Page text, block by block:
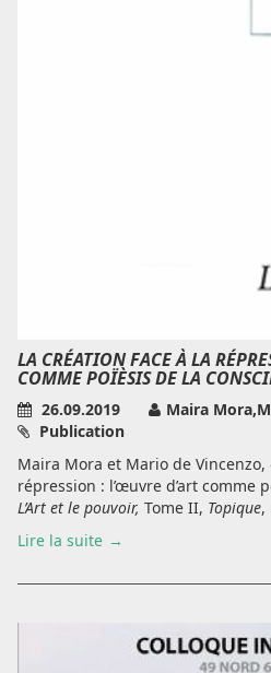
LA CRÉATION FACE À LA
COMME POÏÈSIS DE LA
26.09.2019
Maira
Publication
Maira Mora et Mario de Vincenzo,
répression : l’œuvre d’art comme
L’Art et le pouvoir, Tome II, Topique,
Lire la suite